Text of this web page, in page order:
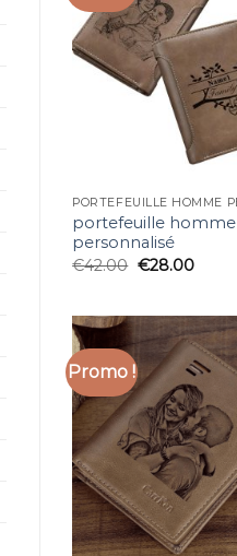
portefeuille homme
personnalisé
€42.00 €28.00
Promo !